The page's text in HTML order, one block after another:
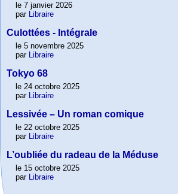
le 7 janvier 2026
par Libraire
Culottées - Intégrale
le 5 novembre 2025
par Libraire
Tokyo 68
le 24 octobre 2025
par Libraire
Lessivée – Un roman comique
le 22 octobre 2025
par Libraire
L’oubliée du radeau de la Méduse
le 15 octobre 2025
par Libraire